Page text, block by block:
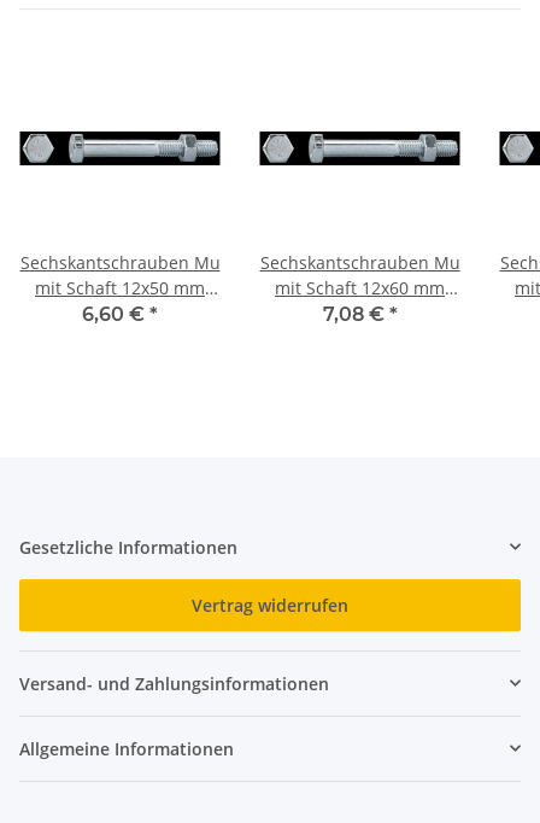
Sechskantschrauben Mu
mit Schaft 12x50 mm
galv. verzinkt 10 St
6,60 € *
Sechskantschrauben Mu
mit Schaft 12x60 mm
galv. verzinkt 10 St
7,08 € *
Gesetzliche Informationen
Vertrag widerrufen
Versand- und Zahlungsinformationen
Allgemeine Informationen